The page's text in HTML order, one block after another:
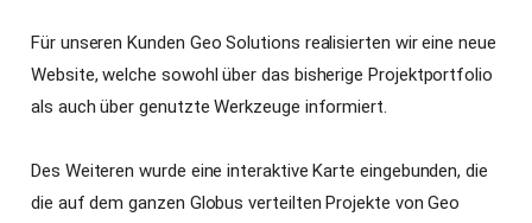
Für unseren Kunden Geo Solutions realisierten wir eine neue
Website, welche sowohl über das bisherige Projektportfolio
als auch über genutzte Werkzeuge informiert.
Des Weiteren wurde eine interaktive Karte eingebunden, die
die auf dem ganzen Globus verteilten Projekte von Geo